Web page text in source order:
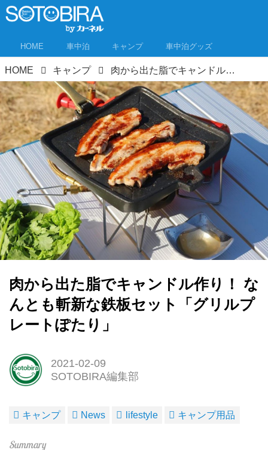
HOME 車中泊 キャンプ 車中泊グッズ
HOME キャンプ 肉から出た脂でキャンドル作り！ なんとも斬新な鉄板セット「グリルプレートぽたり」
肉から出た脂でキャンドル作り！ な
んとも斬新な鉄板セット「グリルプ
レートぽたり」
2021-02-09
SOTOBIRA編集部
キャンプ News lifestyle キャンプ用品